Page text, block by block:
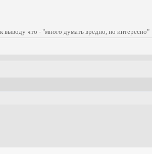
выводу что - "много думать вредно, но интересно"